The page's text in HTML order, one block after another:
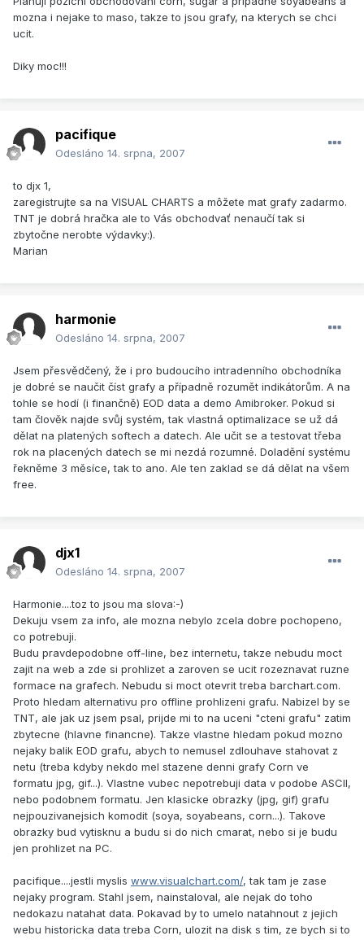
mozna i nejake to maso, takze to jsou grafy, na kterych se chci
ucit.
Diky moc!!!
pacifique
Odesláno 14. srpna, 2007
to djx 1,
zaregistrujte sa na VISUAL CHARTS a môžete mat grafy zadarmo.
TNT je dobrá hračka ale to Vás obchodvať nenaučí tak si
zbytočne nerobte výdavky:).
Marian
harmonie
Odesláno 14. srpna, 2007
Jsem přesvědčený, že i pro budoucího intradenního obchodníka
je dobré se naučit číst grafy a případně rozumět indikátorům. A na
tohle se hodí (i finančně) EOD data a demo Amibroker. Pokud si
tam člověk najde svůj systém, tak vlastná optimalizace se už dá
dělat na platených softech a datech. Ale učit se a testovat třeba
rok na placených datech se mi nezdá rozumné. Doladění systému
řekněme 3 měsíce, tak to ano. Ale ten zaklad se dá dělat na všem
free.
djx1
Odesláno 14. srpna, 2007
Harmonie....toz to jsou ma slova:-)
Dekuju vsem za info, ale mozna nebylo zcela dobre pochopeno,
co potrebuji.
Budu pravdepodobne off-line, bez internetu, takze nebudu moct
zajit na web a zde si prohlizet a zaroven se ucit rozeznavat ruzne
formace na grafech. Nebudu si moct otevrit treba barchart.com.
Proto hledam alternativu pro offline prohlizeni grafu. Nabizel by se
TNT, ale jak uz jsem psal, prijde mi to na uceni "cteni grafu" zatim
zbytecne (hlavne financne). Takze vlastne hledam pokud mozno
nejaky balik EOD grafu, abych to nemusel zdlouhave stahovat z
netu (treba kdyby nekdo mel stazene denni grafy Corn ve
formatu jpg, gif...). Vlastne vubec nepotrebuji data v podobe ASCII,
nebo podobnem formatu. Jen klasicke obrazky (jpg, gif) grafu
nejpouzivanejsich komodit (soya, soyabeans, corn...). Takove
obrazky bud vytisknu a budu si do nich cmarat, nebo si je budu
jen prohlizet na PC.
pacifique....jestli myslis www.visualchart.com/, tak tam je zase
nejaky program. Stahl jsem, nainstaloval, ale nejak do toho
nedokazu natahat data. Pokavad by to umelo natahnout z jejich
webu historicka data treba Corn, ulozit na disk s tim, ze bych si to